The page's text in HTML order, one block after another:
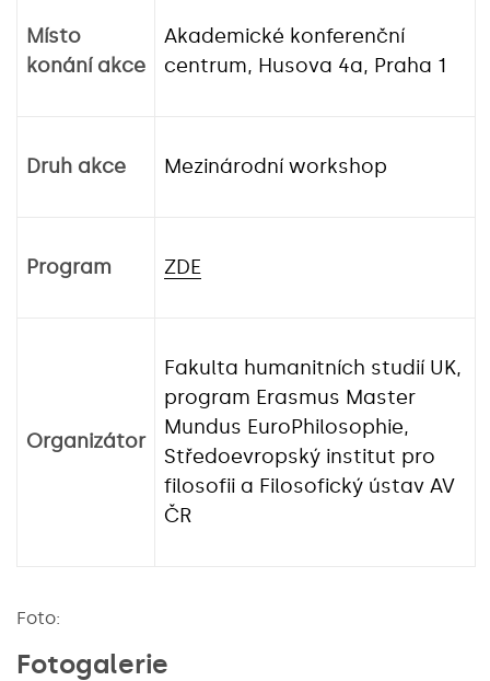
Místo
konání akce
Akademické konferenční
centrum, Husova 4a, Praha 1
Druh akce Mezinárodní workshop
Program ZDE
Organizátor
Fakulta humanitních studií UK,
program Erasmus Master
Mundus EuroPhilosophie,
Středoevropský institut pro
filosofii a Filosofický ústav AV
ČR
Foto:
Fotogalerie